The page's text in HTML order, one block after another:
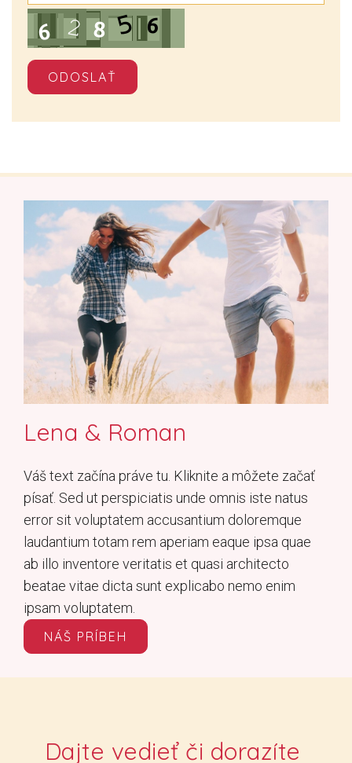
Lena & Roman
Váš text začína práve tu. Kliknite a môžete začať
písať. Sed ut perspiciatis unde omnis iste natus
error sit voluptatem accusantium doloremque
laudantium totam rem aperiam eaque ipsa quae
ab illo inventore veritatis et quasi architecto
beatae vitae dicta sunt explicabo nemo enim
ipsam voluptatem.
NÁŠ PRÍBEH
Dajte vedieť či dorazíte